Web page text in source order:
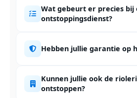
Wat gebeurt er precies bij
ontstoppingsdienst?
Hebben jullie garantie op
Kunnen jullie ook de
ontstoppen?